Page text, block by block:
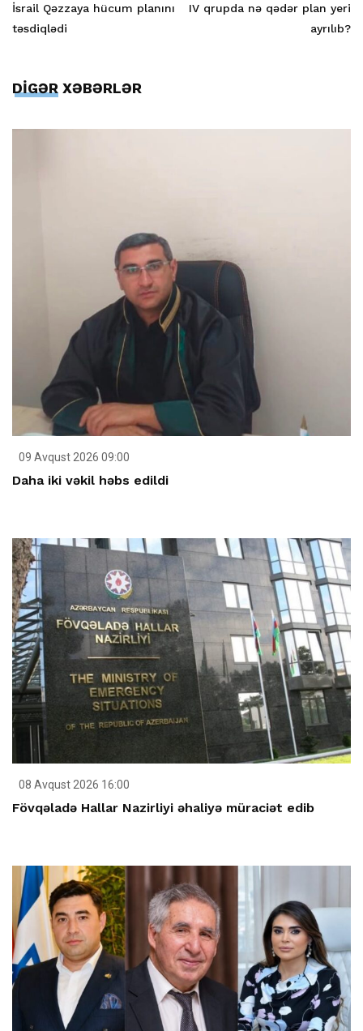
İsrail Qəzzaya hücum planını
təsdiqlədi
IV qrupda nə qədər plan yeri
ayrılıb?
DİGƏR XƏBƏRLƏR
09 Avqust 2026 09:00
Daha iki vəkil həbs edildi
08 Avqust 2026 16:00
Fövqəladə Hallar Nazirliyi əhaliyə müraciət edib